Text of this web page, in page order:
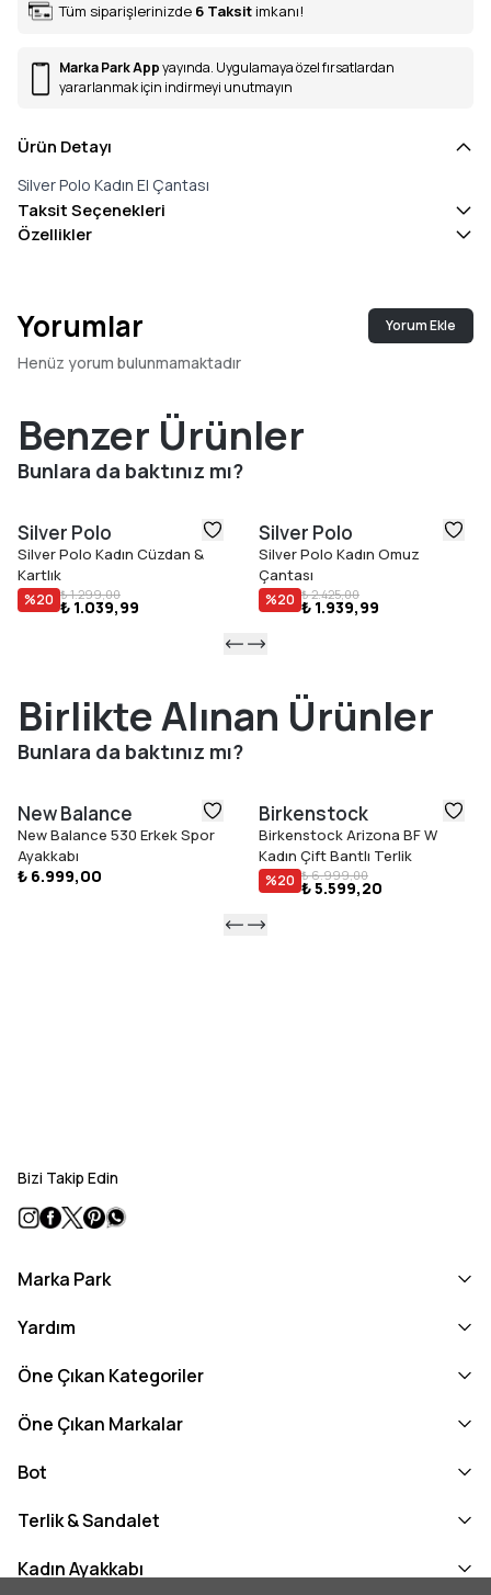
Tüm siparişlerinizde 6 Taksit imkanı!
Marka Park Appyayında. Uygulamaya özel fırsatlardan
yararlanmak için indirmeyi unutmayın
Ürün Detayı
Silver Polo Kadın El Çantası
Taksit Seçenekleri
Özellikler
Yorumlar Yorum Ekle
Henüz yorum bulunmamaktadır
Benzer Ürünler
Bunlara da baktınız mı?
Silver Polo
Silver Polo Kadın Cüzdan &
Kartlık
%20 ₺ 1.299,00
₺ 1.039,99
Silver Polo
Silver Polo Kadın Omuz
Çantası
%20 ₺ 2.425,00
₺ 1.939,99
Birlikte Alınan Ürünler
Bunlara da baktınız mı?
New Balance
New Balance 530 Erkek Spor
Ayakkabı
₺ 6.999,00
Birkenstock
Birkenstock Arizona BF W
Kadın Çift Bantlı Terlik
%20 ₺ 6.999,00
₺ 5.599,20
Bizi Takip Edin
Marka Park
Yardım
Öne Çıkan Kategoriler
Öne Çıkan Markalar
Bot
Terlik & Sandalet
Kadın Ayakkabı